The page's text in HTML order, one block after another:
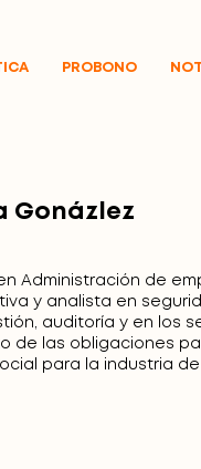
PROBONO
Gonázlez
Administración de
y analista en
auditoría y en los
de las obligaciones
para la industria de